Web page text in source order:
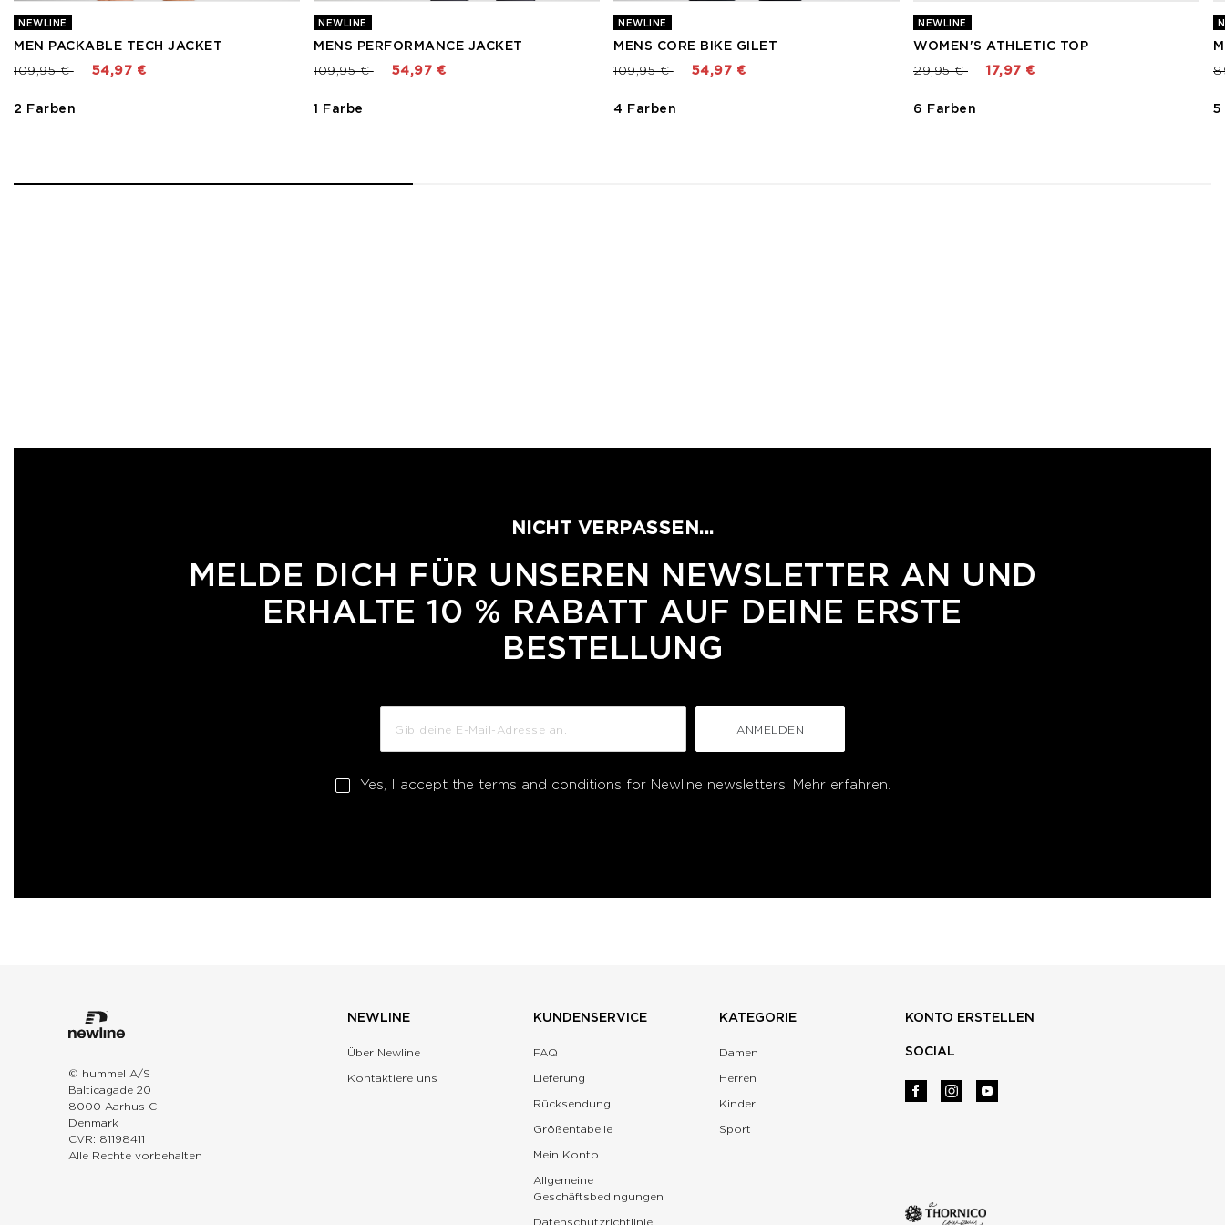
NEWLINE
MEN PACKABLE TECH JACKET
Preis reduziert von
109,95 €bis 54,97 €
2 Farben
NEWLINE
MENS PERFORMANCE JACKET
Preis reduziert von
109,95 €bis 54,97 €
1 Farbe
NEWLINE
MENS CORE BIKE GILET
Preis reduziert von
109,95 €bis 54,97 €
4 Farben
NEWLINE
WOMEN'S ATHLETIC TOP
Preis reduziert von
29,95 €bis 17,97 €
6 Farben 5
NICHT VERPASSEN...
MELDE DICH FÜR UNSEREN NEWSLETTER AN UND
ERHALTE 10 % RABATT AUF DEINE ERSTE
BESTELLUNG
ANMELDEN
Yes, I accept the terms and conditions for Newline newsletters. Mehr erfahren.
© hummel A/S
Balticagade 20
8000 Aarhus C
Denmark
CVR: 81198411
Alle Rechte vorbehalten
NEWLINE
Über Newline
Kontaktiere uns
KUNDENSERVICE
FAQ
Lieferung
Rücksendung
Größentabelle
Mein Konto
Allgemeine
Geschäftsbedingungen
Datenschutzrichtlinie
KATEGORIE
Damen
Herren
Kinder
Sport
KONTO ERSTELLEN
SOCIAL